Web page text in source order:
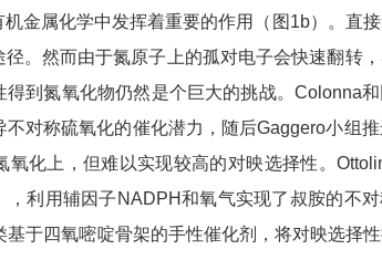
金属化学中发挥着重要的作用（图1b）。直
。然而由于氮原子上的孤对电子会快速翻转
到氮氧化物仍然是个巨大的挑战。Colonna
对称硫氧化的催化潜力，随后Gaggero小组
氧化上，但难以实现较高的对映选择性。
利用辅因子NADPH和氧气实现了叔胺的不对
于四氧嘧啶骨架的手性催化剂，将对映选择